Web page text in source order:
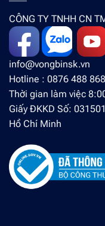
CÔNG TY TNHH CN
info@vongbinsk.vn
Hotline : 0876 488
Thời gian làm việc
Giấy ĐKKD Số:
Hồ Chí Minh